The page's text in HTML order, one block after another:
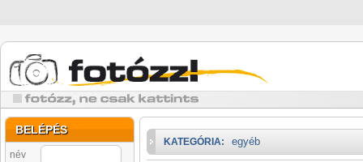
BELÉPÉS
név
KATEGÓRIA: egyéb